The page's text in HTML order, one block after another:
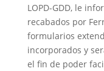
LOPD-GDD, le
recabados por
formularios
incorporados y
el fin de poder